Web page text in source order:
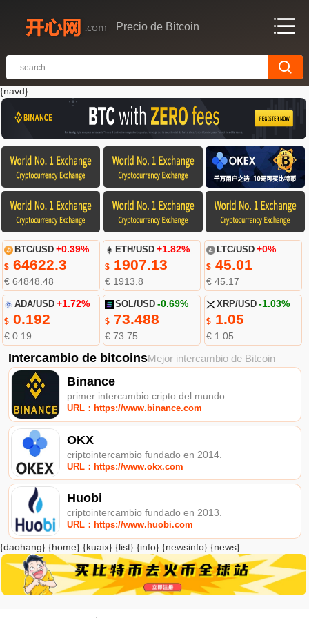
Precio de Bitcoin
{navd}
BTC/USD +0.39%
$64622.3
€ 64848.48
ETH/USD +1.82%
$ 1907.13
€ 1913.8
LTC/USD +0%
$45.01
€ 45.17
ADA/USD +1.72%
$0.192
€ 0.19
SOL/USD -0.69%
$ 73.488
€ 73.75
XRP/USD -1.03%
$1.05
€ 1.05
Intercambio de bitcoinsMejor intercambio de Bitcoin
Binance
primer intercambio cripto del mundo.
URL：https://www.binance.com
OKX
criptointercambio fundado en 2014.
URL：https://www.okx.com
Huobi
criptointercambio fundado en 2013.
URL：https://www.huobi.com
{daohang} {home} {kuaix} {list} {info} {newsinfo} {news}